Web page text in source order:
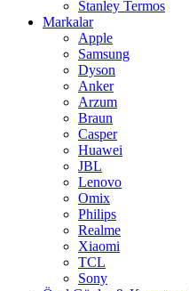
Stanley Termos
Markalar
Apple
Samsung
Dyson
Anker
Arzum
Braun
Casper
Huawei
JBL
Lenovo
Omix
Philips
Realme
Xiaomi
TCL
Sony